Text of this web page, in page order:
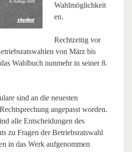
Wahlmöglichkeit
en.
Rechtzeitig vor
von März bis
Wahlbuch nunmehr in seiner 8.
sind an die neuesten
angepasst worden.
alle Entscheidungen des
zu Fragen der Betriebsratswahl
in das Werk aufgenommen